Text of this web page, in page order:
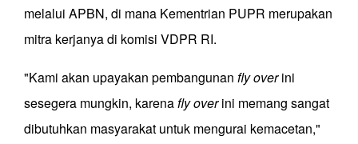
melalui APBN, di mana Kementrian PUPR merupakan
mitra kerjanya di komisi VDPR RI.
"Kami akan upayakan pembangunan fly overini
sesegera mungkin, karenafly overini memang sangat
dibutuhkan masyarakat untuk mengurai kemacetan,"